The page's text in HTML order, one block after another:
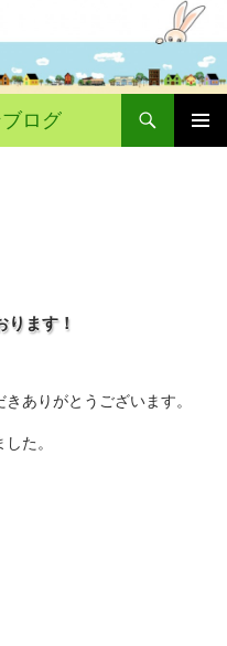
ログ
ます！
ありがとうございます。
た。